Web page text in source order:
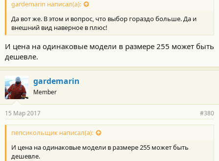
gardemarin написал(а):
Да вот же. В этом и вопрос, что выбор гораздо больше. Да и
внешний вид наверное в плюс!
И цена на одинаковые модели в размере 255 может быть
дешевле.
gardemarin
Member
15 Мар 2017 #380
пепсикольщик написал(а):
И цена на одинаковые модели в размере 255 может быть
дешевле.